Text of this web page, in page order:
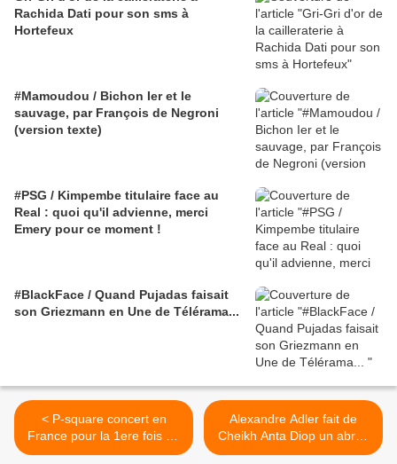
Rachida Dati pour son sms à
Hortefeux
#Mamoudou / Bichon Ier et le
sauvage, par François de Negroni
(version texte)
#PSG / Kimpembe titulaire face au
Real : quoi qu'il advienne, merci
Emery pour ce moment !
#BlackFace / Quand Pujadas faisait
son Griezmann en Une de Télérama...
< P-square concert en
France pour la 1ere fois au
dockpullman 3 mars 2012
Alexandre Adler fait de
Cheikh Anta Diop un abruti
et prend le président